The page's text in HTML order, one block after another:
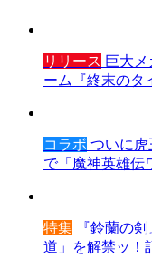
リリース 巨大
ーム『終末のタ
コラボ ついに虎
で「魔神英雄伝
特集 『鈴蘭の
道」を解禁ッ！